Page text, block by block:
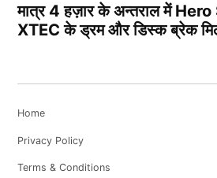
मात्र 4 हज़ार के अन्तराल में
XTEC के ड्रम और डिस्क ब्रेक
Home
Privacy Policy
Terms & Conditions